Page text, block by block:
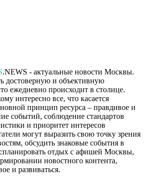
.NEWS - актуальные новости Москвы.
достоверную и объективную
ежедневно происходит в столице.
интересно все, что касается
принцип ресурса – правдивое и
событий, соблюдение стандартов
и приоритет интересов
могут выразить свою точку зрения
обсудить знаковые события в
отдых с афишей Москвы,
новостного контента,
и развиваться.